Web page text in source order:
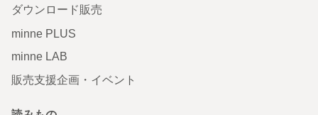
ダウンロード販売
minne PLUS
minne LAB
販売支援企画・イベント